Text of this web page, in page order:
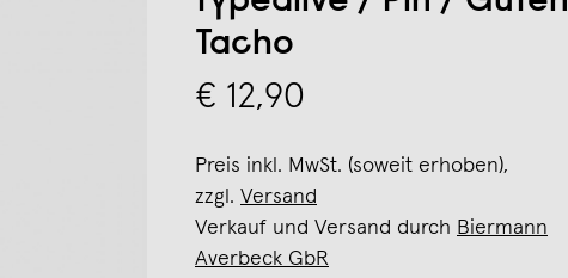
Tacho
€ 12,90
Preis inkl. MwSt. (soweit erhoben),
zzgl. Versand
Verkauf und Versand durch Biermann
Averbeck GbR